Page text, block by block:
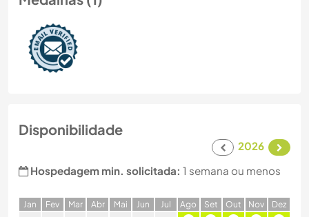
Disponibilidade
2026
Hospedagem min. solicitada: 1 semana ou menos
Jan Fev Mar Abr Mai Jun Jul Ago Set Out Nov Dez